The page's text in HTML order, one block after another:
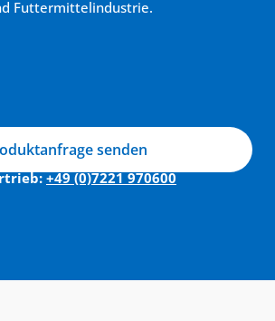
Futtermittelindustrie.
+49 (0)7221 970600
senden